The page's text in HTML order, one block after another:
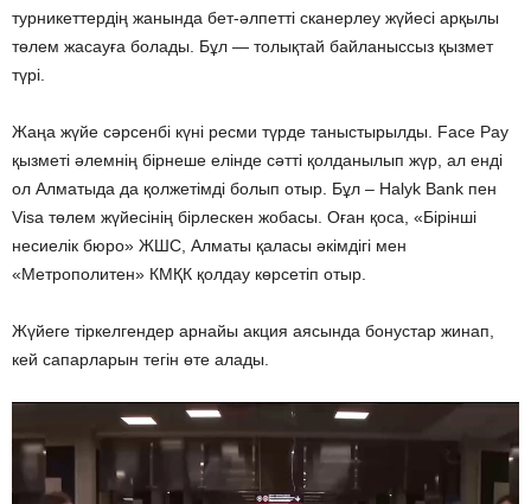
турникеттердің жанында бет-әлпетті сканерлеу жүйесі арқылы
төлем жасауға болады. Бұл — толықтай байланыссыз қызмет
түрі.
Жаңа жүйе сәрсенбі күні ресми түрде таныстырылды. Face Pay
қызметі әлемнің бірнеше елінде сәтті қолданылып жүр, ал енді
ол Алматыда да қолжетімді болып отыр. Бұл – Halyk Bank пен
Visa төлем жүйесінің бірлескен жобасы. Оған қоса, «Бірінші
несиелік бюро» ЖШС, Алматы қаласы әкімдігі мен
«Метрополитен» КМҚК қолдау көрсетіп отыр.
Жүйеге тіркелгендер арнайы акция аясында бонустар жинап,
кей сапарларын тегін өте алады.